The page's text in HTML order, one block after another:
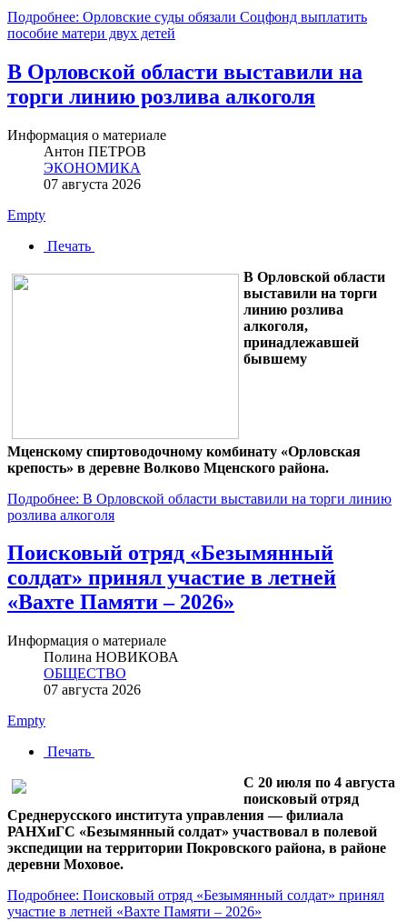
Подробнее: Орловские суды обязали Соцфонд выплатить
пособие матери двух детей
В Орловской области выставили на
торги линию розлива алкоголя
Информация о материале
Антон ПЕТРОВ
ЭКОНОМИКА
07 августа 2026
Empty
Печать
В Орловской области
выставили на торги
линию розлива
алкоголя,
принадлежавшей
бывшему
Мценскому спиртоводочному комбинату «Орловская
крепость» в деревне Волково Мценского района.
Подробнее: В Орловской области выставили на торги линию
розлива алкоголя
Поисковый отряд «Безымянный
солдат» принял участие в летней
«Вахте Памяти – 2026»
Информация о материале
Полина НОВИКОВА
ОБЩЕСТВО
07 августа 2026
Empty
Печать
С 20 июля по 4 августа
поисковый отряд
Среднерусского института управления — филиала
РАНХиГС «Безымянный солдат» участвовал в полевой
экспедиции на территории Покровского района, в районе
деревни Моховое.
Подробнее: Поисковый отряд «Безымянный солдат» принял
участие в летней «Вахте Памяти – 2026»